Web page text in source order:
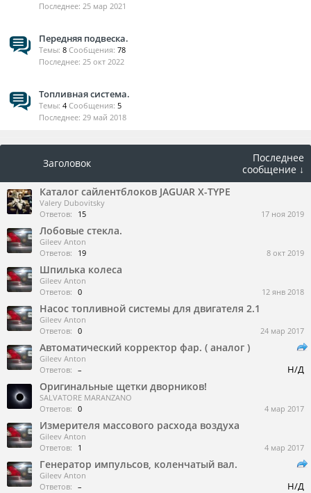
25 мар 2021
Передняя подвеска.
Темы: 8 Сообщения: 78
25 окт 2022
Топливная система.
Темы: 4 Сообщения: 5
29 май 2018
Заголовок
Последнее
сообщение ↓
Каталог сайлентблоков JAGUAR X-TYPE
Valery Dubovitsky
Ответов:
15 17 ноя 2019
Лобовые стекла.
Gileev Anton
Ответов:
19 8 окт 2019
Шпилька колеса
Gileev Anton
Ответов: 0 12 янв 2018
Насос топливной системы для двигателя 2.1
Gileev Anton
Ответов: 0 24 мар 2017
Автоматический корректор фар. ( аналог )
Gileev Anton
Ответов: – Н/Д
Оригинальные щетки дворников!
SALVATORE MARANZANO
Ответов: 0 4 мар 2017
Измерителя массового расхода воздуха
Gileev Anton
Ответов:
1 4 мар 2017
Генератор импульсов, коленчатый вал.
Gileev Anton
Ответов: – Н/Д